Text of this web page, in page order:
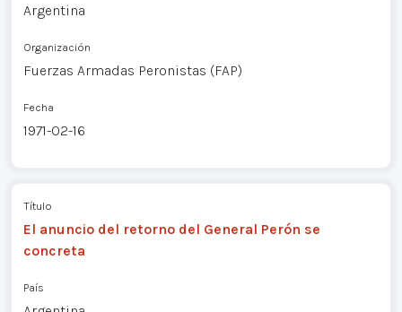
Argentina
Organización
Fuerzas Armadas Peronistas (FAP)
Fecha
1971-02-16
Título
El anuncio del retorno del General Perón se
concreta
País